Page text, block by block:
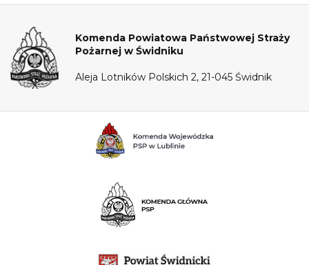
Komenda Powiatowa Państwowej Straży
Pożarnej w Świdniku
Aleja Lotników Polskich 2, 21-045 Świdnik